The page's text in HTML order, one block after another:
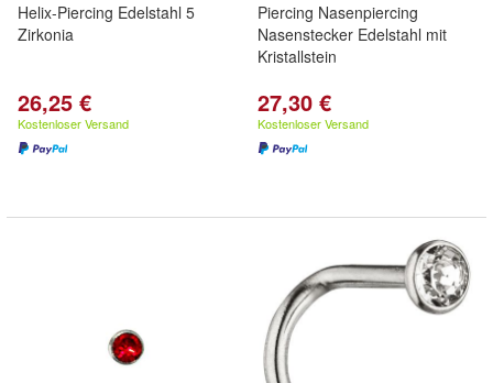
Helix-Piercing Edelstahl 5
Zirkonia
26,25 €
Kostenloser Versand
Piercing Nasenpiercing
Nasenstecker Edelstahl mit
Kristallstein
27,30 €
Kostenloser Versand